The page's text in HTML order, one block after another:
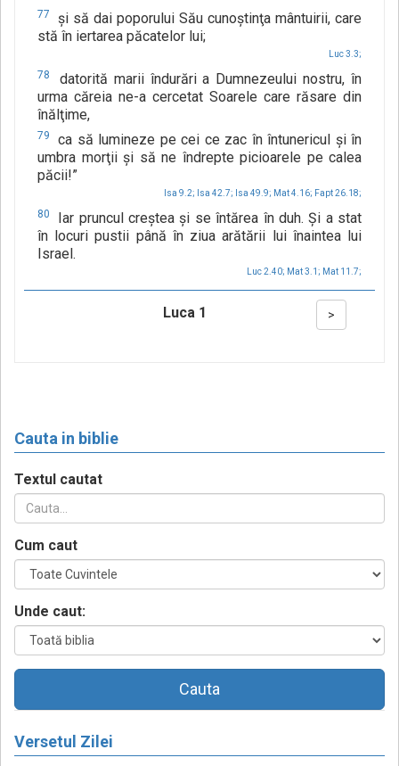
77
şi să dai poporului Său cunoştinţa mântuirii, care
stă în iertarea păcatelor lui;
Luc 3.3;
78
datorită marii îndurări a Dumnezeului nostru, în
urma căreia ne-a cercetat Soarele care răsare din
înălţime,
79
ca să lumineze pe cei ce zac în întunericul şi în
umbra morţii şi să ne îndrepte picioarele pe calea
păcii!”
Isa 9.2; Isa 42.7; Isa 49.9; Mat 4.16; Fapt 26.18;
80
Iar pruncul creştea şi se întărea în duh. Şi a stat
în locuri pustii până în ziua arătării lui înaintea lui
Israel.
Luc 2.40; Mat 3.1; Mat 11.7;
Luca 1 >
Cauta in biblie
Textul cautat
Cum caut
Unde caut:
Cauta
Versetul Zilei